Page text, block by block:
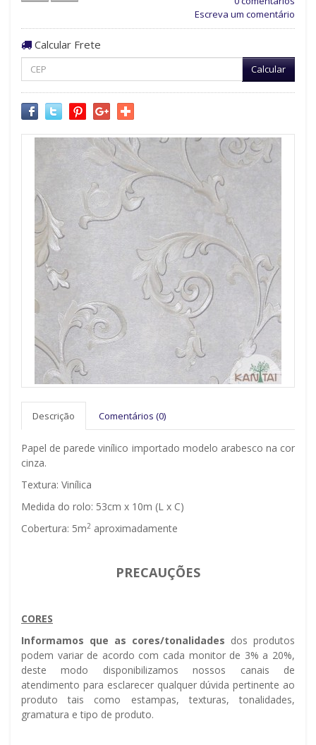
Escreva um comentário
Calcular Frete
Calcular
Descrição Comentários (0)
Papel de parede vinílico importado modelo arabesco na cor
cinza.
Textura: Vinílica
Medida do rolo: 53cm x 10m (L x C)
Cobertura: 5m2 aproximadamente
PRECAUÇÕES
CORES
Informamos que as cores/tonalidades dos produtos
podem variar de acordo com cada monitor de 3% a 20%,
deste modo disponibilizamos nossos canais de
atendimento para esclarecer qualquer dúvida pertinente ao
produto tais como estampas, texturas, tonalidades,
gramatura e tipo de produto.